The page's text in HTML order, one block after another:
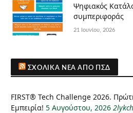
Ψηφιακός
συμπεριφοράς
21 Ιουνίου, 2026
ΣΧΟΛΙΚΆ ΝΈΑ ΑΠΌ ΠΣΔ
FIRST® Tech Challenge 2026.
Εμπειρία! 5 Αυγούστου, 2026